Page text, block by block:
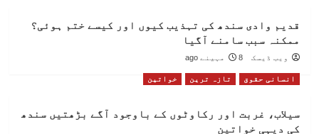
قدیم وادی سندھ کی تہذیب کیوں اور کیسے ختم ہوئی؟
ممکنہ سبب سامنے آگیا
ویب ڈیسک 8 مہینے ago
انسانی حقوق تازہ ترین خواتین
سیلاب، غربت اور رکاوٹوں کے باوجود آگے بڑھتیں سندھ
کی دیہی خواتین